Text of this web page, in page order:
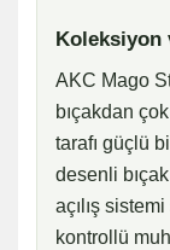
Koleksiyon
AKC Mago
bıçakdan
tarafı güçlü
desenli
açılış
kontrollü